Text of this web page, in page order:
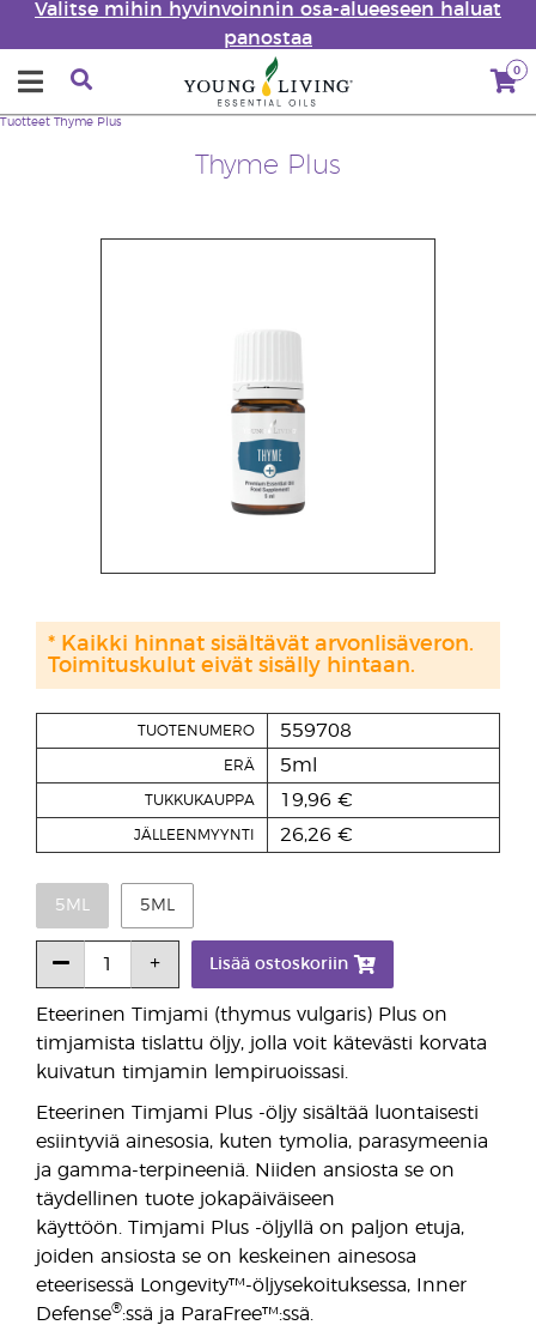
Valitse mihin hyvinvoinnin osa-alueeseen haluat
panostaa
0
Thyme Plus
Tuotteet Thyme Plus
Eteerinen Timjami (thymus vulgaris) Plus on
timjamista tislattu öljy, jolla voit kätevästi korvata
kuivatun timjamin lempiruoissasi.
Eteerinen Timjami Plus -öljy sisältää luontaisesti
esiintyviä ainesosia, kuten tymolia, parasymeenia
ja gamma-terpineeniä. Niiden ansiosta se on
täydellinen tuote jokapäiväiseen
käyttöön. Timjami Plus -öljyllä on paljon etuja,
joiden ansiosta se on keskeinen ainesosa
eteerisessä Longevity™-öljysekoituksessa, Inner
Defense®:ssä ja ParaFree™:ssä.
TUOTENUMERO 559708
ERÄ 5ml
TUKKUKAUPPA 19,96 €
JÄLLEENMYYNTI 26,26 €
5ML 5ML
Lisää ostoskoriin
* Kaikki hinnat sisältävät arvonlisäveron.
Toimituskulut eivät sisälly hintaan.